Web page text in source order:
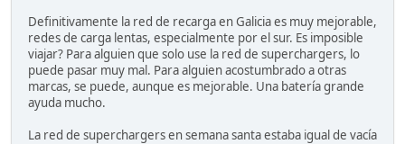
Definitivamente la red de recarga en Galicia es muy mejorable,
redes de carga lentas, especialmente por el sur. Es imposible
viajar? Para alguien que solo use la red de superchargers, lo
puede pasar muy mal. Para alguien acostumbrado a otras
marcas, se puede, aunque es mejorable. Una batería grande
ayuda mucho.
La red de superchargers en semana santa estaba igual de vacía